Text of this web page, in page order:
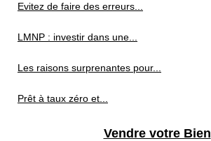
Evitez de faire des erreurs...
LMNP : investir dans une...
Les raisons surprenantes pour...
Prêt à taux zéro et...
Vendre votre Bien